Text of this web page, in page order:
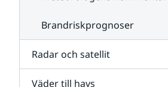
Brandriskprognoser
Radar och satellit
Väder till havs